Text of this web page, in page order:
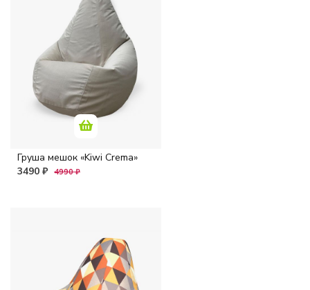
Груша мешок «Kiwi Crema»
3490 ₽ 4990 ₽